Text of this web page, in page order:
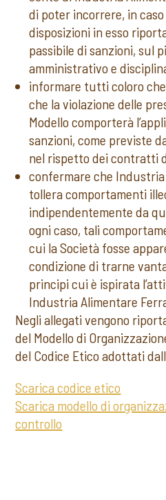
di poter incorrere, in
disposizioni in esso
passibile di sanzioni, sul
amministrativo e
informare tutti coloro
che la violazione delle
Modello comporterà
sanzioni, come previste
nel rispetto dei contratti
confermare che
tollera comportamenti
indipendentemente da
ogni caso, tali
cui la Società fosse
condizione di trarne
principi cui è ispirata
Industria Alimentare
Negli allegati vengono
del Modello di
del Codice Etico adottati
Scarica codice etico
Scarica modello di
controllo